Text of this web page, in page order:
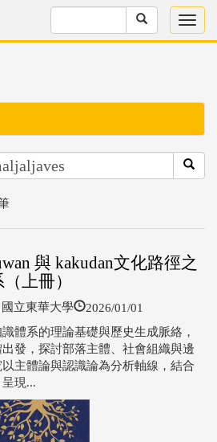
與 kakudan文化路徑之
上冊）
立東華大學 2026/01/01
體系的理論基礎與歷史生成脈絡，
出發，探討部落主體、社會組織與邊
主體論與認識論為分析軸線，結合
現...